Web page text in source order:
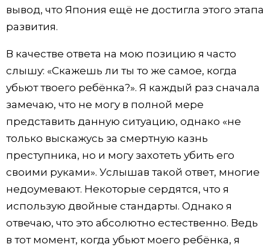
вывод, что Япония ещё не достигла этого этапа
развития.
В качестве ответа на мою позицию я часто
слышу: «Скажешь ли ты то же самое, когда
убьют твоего ребёнка?». Я каждый раз сначала
замечаю, что не могу в полной мере
представить данную ситуацию, однако «не
только выскажусь за смертную казнь
преступника, но и могу захотеть убить его
своими руками». Услышав такой ответ, многие
недоумевают. Некоторые сердятся, что я
использую двойные стандарты. Однако я
отвечаю, что это абсолютно естественно. Ведь
в тот момент, когда убьют моего ребёнка, я